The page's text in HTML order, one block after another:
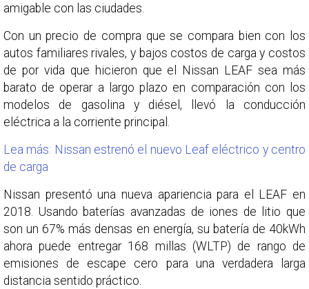
amigable con las ciudades.
Con un precio de compra que se compara bien con los
autos familiares rivales, y bajos costos de carga y costos
de por vida que hicieron que el Nissan LEAF sea más
barato de operar a largo plazo en comparación con los
modelos de gasolina y diésel, llevó la conducción
eléctrica a la corriente principal.
Lea más: Nissan estrenó el nuevo Leaf eléctrico y centro
de carga
Nissan presentó una nueva apariencia para el LEAF en
2018. Usando baterías avanzadas de iones de litio que
son un 67% más densas en energía, su batería de 40kWh
ahora puede entregar 168 millas (WLTP) de rango de
emisiones de escape cero para una verdadera larga
distancia sentido práctico.